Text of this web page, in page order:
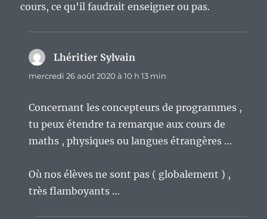
cours, ce qu'il faudrait enseigner ou pas.
Lhéritier Sylvain
mercredi 26 août 2020 à 10 h 13 min
Concernant les concepteurs de programmes ,
tu peux étendre ta remarque aux cours de
maths , physiques ou langues étrangères …
Où nos élèves ne sont pas ( globalement ) ,
très flamboyants …